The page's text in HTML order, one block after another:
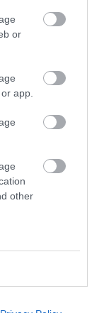
or
app.
other
Ποιοι